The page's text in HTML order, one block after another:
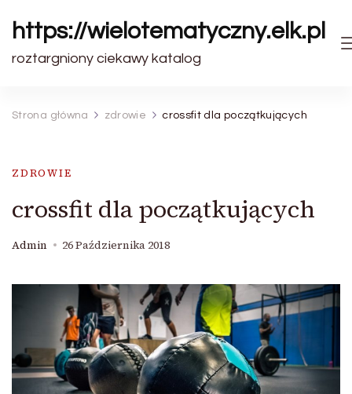
https://wielotematyczny.elk.pl
roztargniony ciekawy katalog
Strona główna zdrowie crossfit dla początkujących
ZDROWIE
crossfit dla początkujących
Admin 26 Października 2018